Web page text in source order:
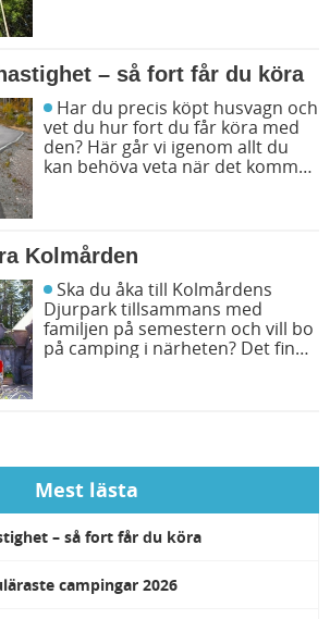
som gör din midsommar magisk!
– så fort får du köra
vet du hur fort du får köra med
den? Här går vi igenom allt du
kan behöva veta när det kommer
Kolmården
Djurpark tillsammans med
familjen på semestern och vill bo
på camping i närheten? Det finns
Mest lästa
– så fort får du köra
campingar 2026